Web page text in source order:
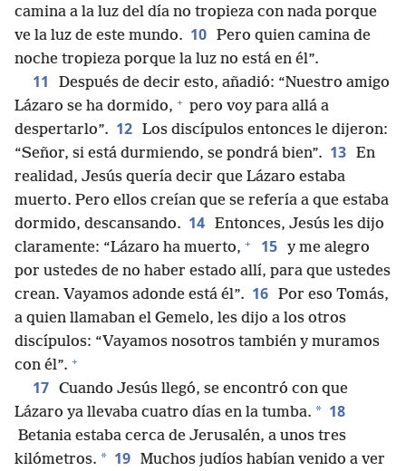
camina a la luz del día no tropieza con nada porque
ve la luz de este mundo. 10 Pero quien camina de
noche tropieza porque la luz no está en él”.
11
Después de decir esto, añadió: “Nuestro amigo
Lázaro se ha dormido, + pero voy para allá a
despertarlo”. 12 Los discípulos entonces le dijeron:
“Señor, si está durmiendo, se pondrá bien”. 13 En
realidad, Jesús quería decir que Lázaro estaba
muerto. Pero ellos creían que se refería a que estaba
dormido, descansando. 14 Entonces, Jesús les dijo
claramente: “Lázaro ha muerto, + 15 y me alegro
por ustedes de no haber estado allí, para que ustedes
crean. Vayamos adonde está él”. 16 Por eso Tomás,
a quien llamaban el Gemelo, les dijo a los otros
discípulos: “Vayamos nosotros también y muramos
con él”. +
17 Cuando Jesús llegó, se encontró con que
Lázaro ya llevaba cuatro días en la tumba. * 18
Betania estaba cerca de Jerusalén, a unos tres
kilómetros. * 19 Muchos judíos habían venido a ver